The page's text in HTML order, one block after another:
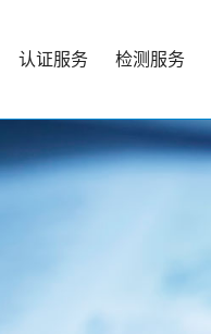
认证服务 检测服务